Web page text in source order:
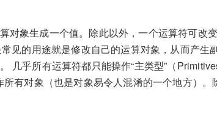
对象生成一个值。除此以外，一个运算符可改
见的用途就是修改自己的运算对象，从而产生
几乎所有运算符都只能操作“主类型”（
所有对象（也是对象易令人混淆的一个地方）